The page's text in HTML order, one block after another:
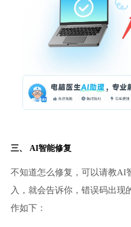
三、 AI智能修复
不知道怎么修复，可以请教AI
入，就会告诉你，错误码出现
作如下：